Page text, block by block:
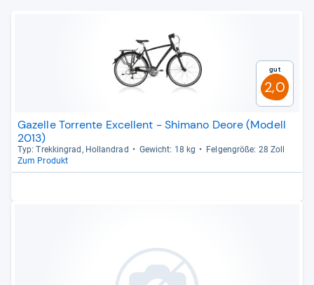
Gut
2,0
Gazelle Torrente Excellent - Shimano Deore (Modell
2013)
Typ: Trek­kin­grad, Hol­land­rad Gewicht: 18 kg
Fel­gen­größe: 28 Zoll
Zum Produkt